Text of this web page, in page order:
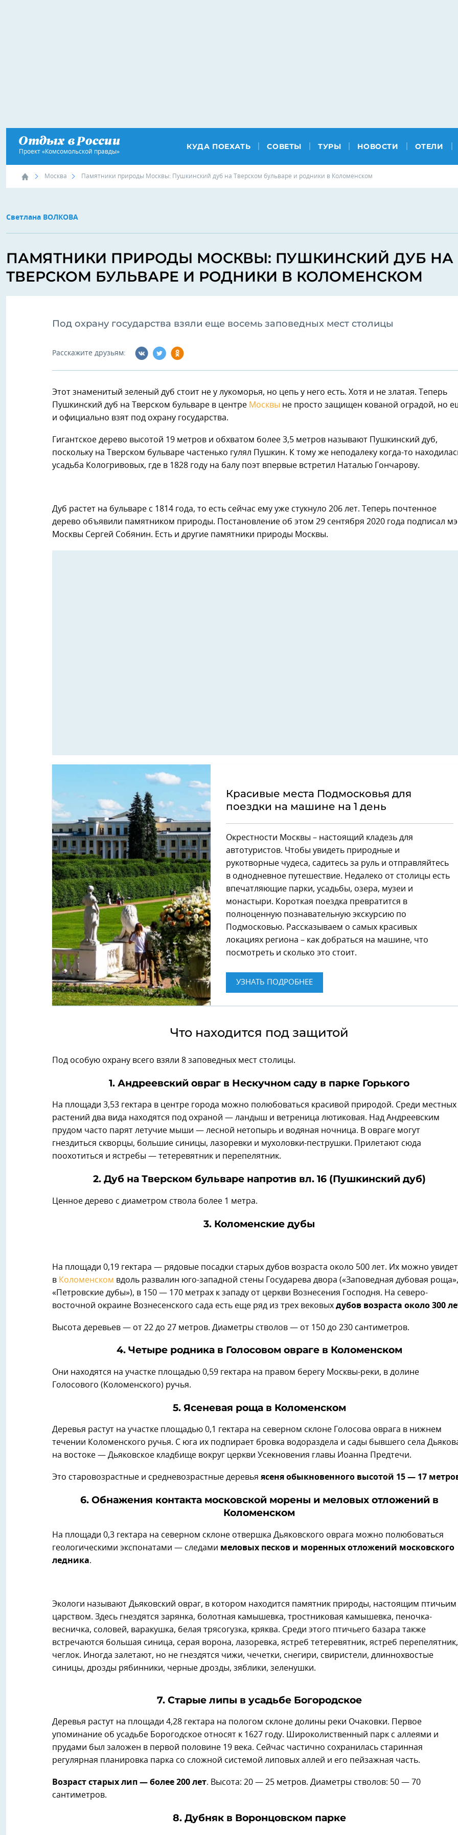
Проект «Комсомольской правды»
КУДА ПОЕХАТЬ СОВЕТЫ ТУРЫ НОВОСТИ ОТЕЛИ
Москва Памятники природы Москвы: Пушкинский дуб на Тверском бульваре и родники в Коломенском
Светлана ВОЛКОВА
ПАМЯТНИКИ ПРИРОДЫ МОСКВЫ: ПУШКИНСКИЙ ДУБ НА
ТВЕРСКОМ БУЛЬВАРЕ И РОДНИКИ В КОЛОМЕНСКОМ
Под охрану государства взяли еще восемь заповедных мест столицы
Расскажите друзьям:
Этот знаменитый зеленый дуб стоит не у лукоморья, но цепь у него есть. Хотя и не златая. Теперь
Пушкинский дуб на Тверском бульваре в центре Москвы не просто защищен кованой оградой, но
и официально взят под охрану государства.
Гигантское дерево высотой 19 метров и обхватом более 3,5 метров называют Пушкинский дуб,
поскольку на Тверском бульваре частенько гулял Пушкин. К тому же неподалеку когда-то
усадьба Кологривовых, где в 1828 году на балу поэт впервые встретил Наталью Гончарову.
Дуб растет на бульваре с 1814 года, то есть сейчас ему уже стукнуло 206 лет. Теперь почтенное
дерево объявили памятником природы. Постановление об этом 29 сентября 2020 года подписал
Москвы Сергей Собянин. Есть и другие памятники природы Москвы.
Красивые места Подмосковья для
поездки на машине на 1 день
Окрестности Москвы – настоящий кладезь для
автотуристов. Чтобы увидеть природные и
рукотворные чудеса, садитесь за руль и отправляйтесь
в однодневное путешествие. Недалеко от столицы есть
впечатляющие парки, усадьбы, озера, музеи и
монастыри. Короткая поездка превратится в
полноценную познавательную экскурсию по
Подмосковью. Рассказываем о самых красивых
локациях региона – как добраться на машине, что
посмотреть и сколько это стоит.
УЗНАТЬ ПОДРОБНЕЕ
Что находится под защитой
Под особую охрану всего взяли 8 заповедных мест столицы.
1. Андреевский овраг в Нескучном саду в парке Горького
На площади 3,53 гектара в центре города можно полюбоваться красивой природой. Среди местных
растений два вида находятся под охраной — ландыш и ветреница лютиковая. Над Андреевским
прудом часто парят летучие мыши — лесной нетопырь и водяная ночница. В овраге могут
гнездиться скворцы, большие синицы, лазоревки и мухоловки-пеструшки. Прилетают сюда
поохотиться и ястребы — тетеревятник и перепелятник.
2. Дуб на Тверском бульваре напротив вл. 16 (Пушкинский дуб)
Ценное дерево с диаметром ствола более 1 метра.
3. Коломенские дубы
На площади 0,19 гектара — рядовые посадки старых дубов возраста около 500 лет. Их можно
в Коломенском вдоль развалин юго-западной стены Государева двора («Заповедная дубовая роща»,
«Петровские дубы»), в 150 — 170 метрах к западу от церкви Вознесения Господня. На северо-
восточной окраине Вознесенского сада есть еще ряд из трех вековых дубов возраста около 300
Высота деревьев — от 22 до 27 метров. Диаметры стволов — от 150 до 230 сантиметров.
4. Четыре родника в Голосовом овраге в Коломенском
Они находятся на участке площадью 0,59 гектара на правом берегу Москвы-реки, в долине
Голосового (Коломенского) ручья.
5. Ясеневая роща в Коломенском
Деревья растут на участке площадью 0,1 гектара на северном склоне Голосова оврага в нижнем
течении Коломенского ручья. С юга их подпирает бровка водораздела и сады бывшего села
на востоке — Дьяковское кладбище вокруг церкви Усекновения главы Иоанна Предтечи.
Это старовозрастные и средневозрастные деревья ясеня обыкновенного высотой 15 — 17
6. Обнажения контакта московской морены и меловых отложений в
Коломенском
На площади 0,3 гектара на северном склоне отвершка Дьяковского оврага можно полюбоваться
геологическими экспонатами — следами меловых песков и моренных отложений московского
ледника.
Экологи называют Дьяковский овраг, в котором находится памятник природы, настоящим птичьим
царством. Здесь гнездятся зарянка, болотная камышевка, тростниковая камышевка, пеночка-
весничка, соловей, варакушка, белая трясогузка, кряква. Среди этого птичьего базара также
встречаются большая синица, серая ворона, лазоревка, ястреб тетеревятник, ястреб перепелятник,
чеглок. Иногда залетают, но не гнездятся чижи, чечетки, снегири, свиристели, длиннохвостые
синицы, дрозды рябинники, черные дрозды, зяблики, зеленушки.
7. Старые липы в усадьбе Богородское
Деревья растут на площади 4,28 гектара на пологом склоне долины реки Очаковки. Первое
упоминание об усадьбе Борогодское относят к 1627 году. Широколиственный парк с аллеями и
прудами был заложен в первой половине 19 века. Сейчас частично сохранилась старинная
регулярная планировка парка со сложной системой липовых аллей и его пейзажная часть.
Возраст старых лип — более 200 лет. Высота: 20 — 25 метров. Диаметры стволов: 50 — 70
сантиметров.
8. Дубняк в Воронцовском парке